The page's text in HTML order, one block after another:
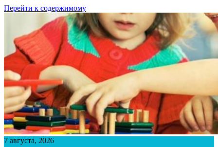
Перейти к содержимому
7 августа, 2026